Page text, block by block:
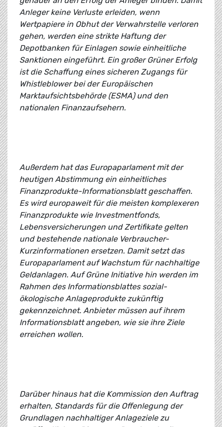
Anleger keine Verluste erleiden, wenn
Wertpapiere in Obhut der Verwahrstelle verloren
gehen, werden eine strikte Haftung der
Depotbanken für Einlagen sowie einheitliche
Sanktionen eingeführt. Ein großer Grüner Erfolg
ist die Schaffung eines sicheren Zugangs für
Whistleblower bei der Europäischen
Marktaufsichtsbehörde (ESMA) und den
nationalen Finanzaufsehern.
Außerdem hat das Europaparlament mit der
heutigen Abstimmung ein einheitliches
Finanzprodukte-Informationsblatt geschaffen.
Es wird europaweit für die meisten komplexeren
Finanzprodukte wie Investmentfonds,
Lebensversicherungen und Zertifikate gelten
und bestehende nationale Verbraucher-
Kurzinformationen ersetzen. Damit setzt das
Europaparlament auf Wachstum für nachhaltige
Geldanlagen. Auf Grüne Initiative hin werden im
Rahmen des Informationsblattes sozial-
ökologische Anlageprodukte zukünftig
gekennzeichnet. Anbieter müssen auf ihrem
Informationsblatt angeben, wie sie ihre Ziele
erreichen wollen.
Darüber hinaus hat die Kommission den Auftrag
erhalten, Standards für die Offenlegung der
Grundlagen nachhaltiger Anlageziele zu